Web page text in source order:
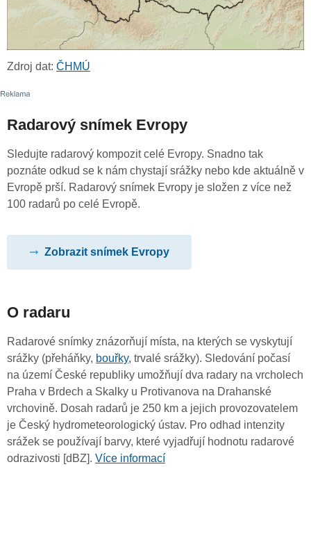
Zdroj dat: ČHMÚ
Radarový snímek Evropy
Sledujte radarový kompozit celé Evropy. Snadno tak
poznáte odkud se k nám chystají srážky nebo kde aktuálně v
Evropě prší. Radarový snímek Evropy je složen z více než
100 radarů po celé Evropě.
Zobrazit snímek Evropy
O radaru
Radarové snímky znázorňují místa, na kterých se vyskytují
srážky (přeháňky, bouřky, trvalé srážky). Sledování počasí
na území České republiky umožňují dva radary na vrcholech
Praha v Brdech a Skalky u Protivanova na Drahanské
vrchovině. Dosah radarů je 250 km a jejich provozovatelem
je Český hydrometeorologický ústav. Pro odhad intenzity
srážek se používají barvy, které vyjadřují hodnotu radarové
odrazivosti [dBZ]. Více informací